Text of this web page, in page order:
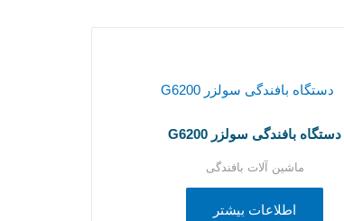
دستگاه بافندگی سولزر G6200
ماشین آلات بافندگی
اطلاعات بیشتر